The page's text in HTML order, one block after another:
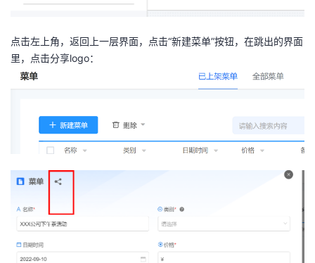
点击左上角，返回上一层界面，点击“新建菜单”按钮，在跳出的界面
里，点击分享logo：